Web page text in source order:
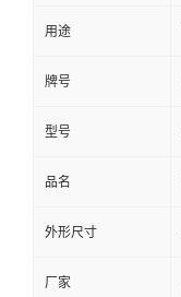
言
用途
牌号
型号
品名
外形尺寸
厂家